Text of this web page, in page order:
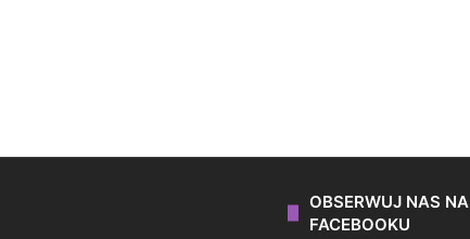
OBSERWUJ NAS NA
FACEBOOKU